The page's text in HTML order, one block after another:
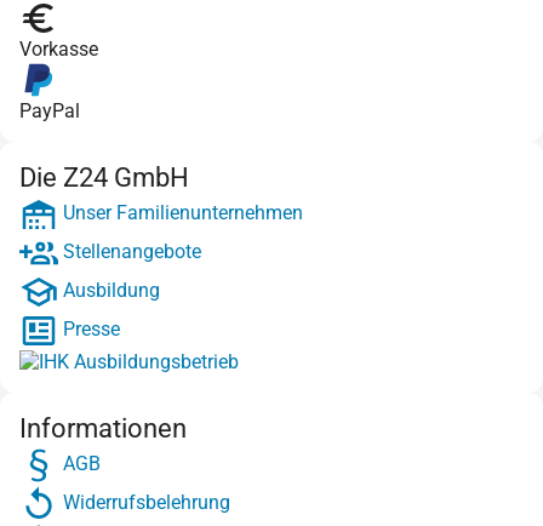
Vorkasse
PayPal
Die Z24 GmbH
Unser Familienunternehmen
Stellenangebote
Ausbildung
Presse
Informationen
AGB
Widerrufsbelehrung